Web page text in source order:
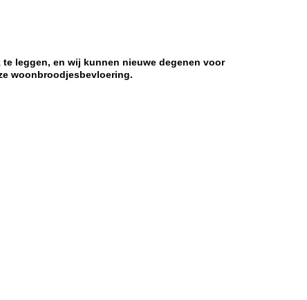
leggen, en wij kunnen nieuwe degenen voor
woonbroodjesbevloering.